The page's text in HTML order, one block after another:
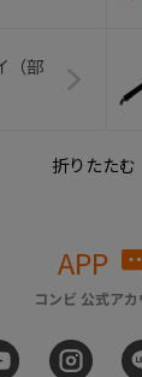
（部
APP
コンビ 公式アカ